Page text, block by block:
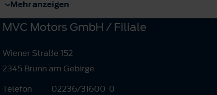
Mehr anzeigen
MVC Motors GmbH / Filiale
Wiener Straße 152
2345 Brunn am Gebirge
Telefon
02236/31600-0